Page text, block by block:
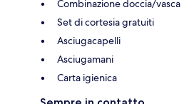
Combinazione doccia/vasca
Set di cortesia gratuiti
Asciugacapelli
Asciugamani
Carta igienica